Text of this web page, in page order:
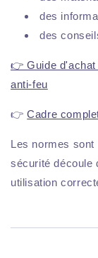
des
des
👉 Guide
anti-feu
👉Cadre
Les normes
sécurité découle
utilisation